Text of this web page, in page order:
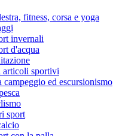
fitness, corsa e yoga
invernali
d'acqua
articoli sportivi
campeggio ed escursionismo
sport